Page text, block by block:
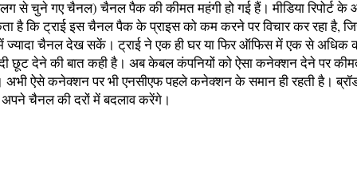
से चुने गए चैनल) चैनल पैक की कीमत महंगी हो गई हैं। मीडिया रिपोर्ट के
है कि ट्राई इस चैनल पैक के प्राइस को कम करने पर विचार कर रहा है,
ज्यादा चैनल देख सकें। ट्राई ने एक ही घर या फिर ऑफिस में एक से
छूट देने की बात कही है। अब केबल कंपनियों को ऐसा कनेक्शन देने पर
अभी ऐसे कनेक्शन पर भी एनसीएफ पहले कनेक्शन के समान ही रहती है।
चैनल की दरों में बदलाव करेंगे।